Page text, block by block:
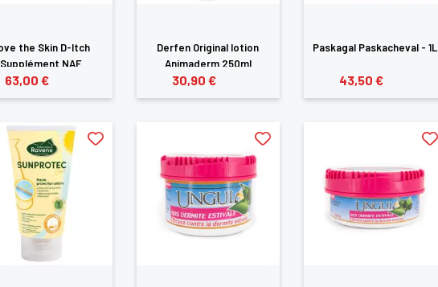
the Skin D-Itch
Supplément NAF
63,00 €
Derfen Original lotion
Animaderm 250ml
30,90 €
Paskagal Paskacheval - 1L
43,50 €